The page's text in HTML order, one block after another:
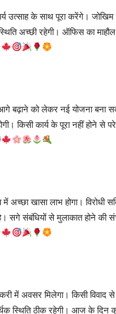
उत्साह के साथ पूरा करेंगे। जोखिम
स्थिति अच्छी रहेगी। ऑफिस का
बढ़ाने को लेकर नई योजना बना
किसी कार्य के पूरा नहीं होने से
अच्छा खासा लाभ होगा। विरोधी
सगे संबंधियों से मुलाकात होने की
में अवसर मिलेगा। किसी विवाद
स्थिति ठीक रहेगी। आज के दिन